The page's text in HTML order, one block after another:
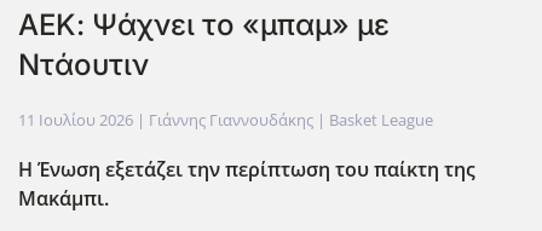
ΑΕΚ: Ψάχνει το «μπαμ» με
Ντάουτιν
11 Ιουλίου 2026 | Γιάννης Γιαννουδάκης | Basket League
Η Ένωση εξετάζει την περίπτωση του παίκτη της
Μακάμπι.